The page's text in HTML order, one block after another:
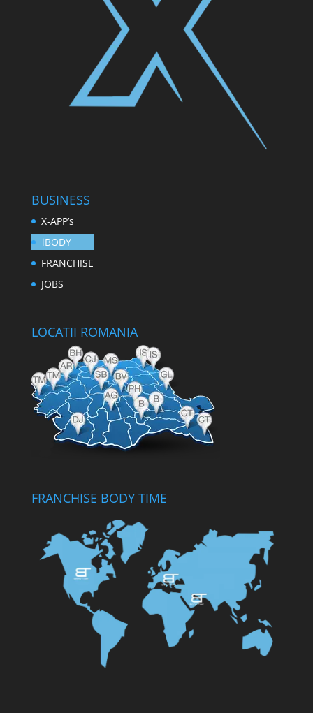
BUSINESS
X-APP’s
iBODY
FRANCHISE
JOBS
LOCATII ROMANIA
FRANCHISE BODY TIME